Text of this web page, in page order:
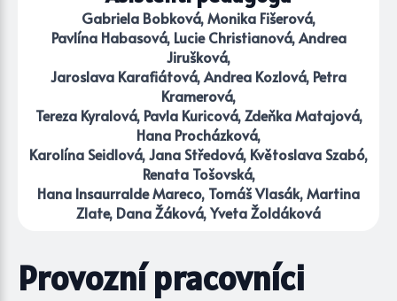
Gabriela Bobková, Monika Fišerová,
Pavlína Habasová, Lucie Christianová, Andrea
Jirušková,
Jaroslava Karafiátová, Andrea Kozlová, Petra
Kramerová,
Tereza Kyralová, Pavla Kuricová, Zdeňka Matajová,
Hana Procházková,
Karolína Seidlová, Jana Středová, Květoslava Szabó,
Renata Tošovská,
Hana Insaurralde Mareco, Tomáš Vlasák, Martina
Zlate, Dana Žáková, Yveta Žoldáková
Provozní pracovníci